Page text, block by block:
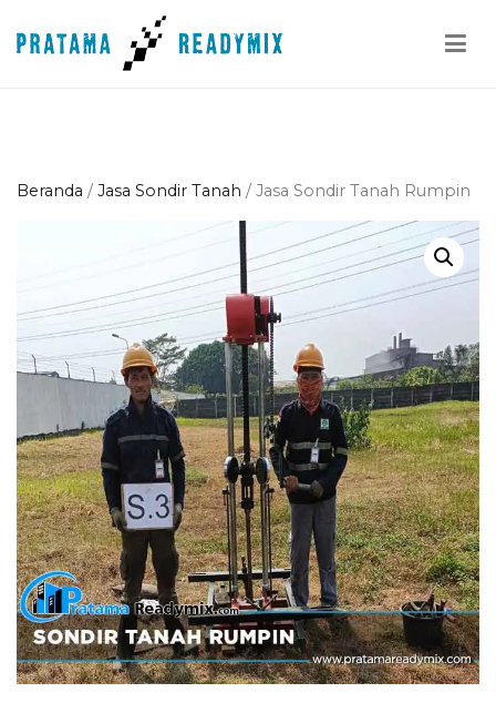
ke
Beranda / Jasa Sondir Tanah / Jasa Sondir Tanah Rumpin